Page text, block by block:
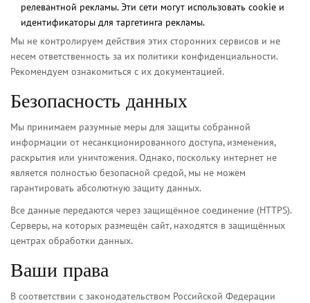
релевантной рекламы. Эти сети могут использовать cookie и
идентификаторы для таргетинга рекламы.
Мы не контролируем действия этих сторонних сервисов и не
несем ответственность за их политики конфиденциальности.
Рекомендуем ознакомиться с их документацией.
Безопасность данных
Мы принимаем разумные меры для защиты собранной
информации от несанкционированного доступа, изменения,
раскрытия или уничтожения. Однако, поскольку интернет не
является полностью безопасной средой, мы не можем
гарантировать абсолютную защиту данных.
Все данные передаются через защищённое соединение (HTTPS).
Серверы, на которых размещён сайт, находятся в защищённых
центрах обработки данных.
Ваши права
В соответствии с законодательством Российской Федерации